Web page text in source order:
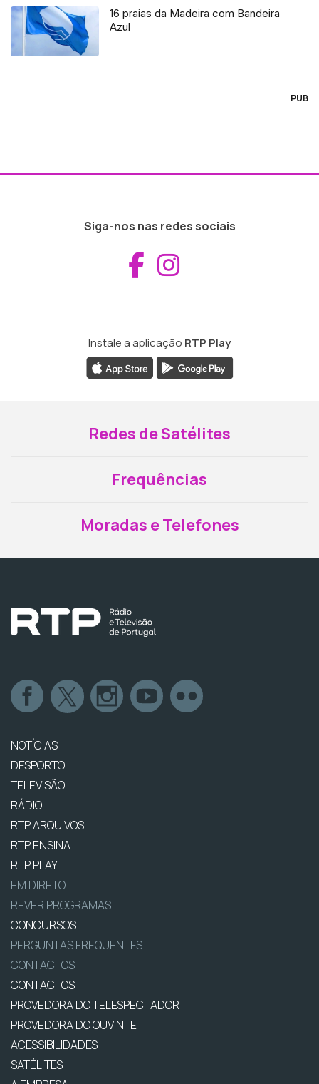
16 praias da Madeira com Bandeira
Azul
PUB
Siga-nos nas redes sociais
Aceder ao
Instale a aplicação RTP Play
Redes de Satélites
Frequências
Moradas e Telefones
NOTÍCIAS
DESPORTO
TELEVISÃO
RÁDIO
RTP ARQUIVOS
RTP ENSINA
RTP PLAY
EM DIRETO
REVER PROGRAMAS
CONCURSOS
PERGUNTAS FREQUENTES
CONTACTOS
CONTACTOS
PROVEDORA DO TELESPECTADOR
PROVEDORA DO OUVINTE
ACESSIBILIDADES
SATÉLITES